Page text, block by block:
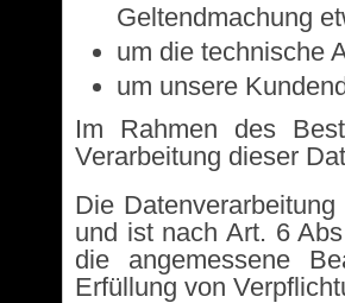
Geltendmachung
um die technische
um unsere
Im Rahmen des
Verarbeitung dieser
Die
und ist nach Art. 6
die angemessene
Erfüllung von